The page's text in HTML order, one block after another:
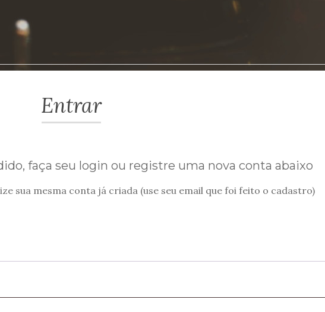
Entrar
faça seu login ou registre uma nova conta abaixo
sua mesma conta já criada (use seu email que foi feito o cadastro)